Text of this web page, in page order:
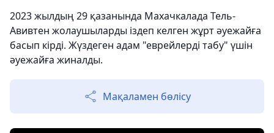
2023 жылдың 29 қазанында Махачкалада Тель-
Авивтен жолаушыларды іздеп келген жұрт әуежайға
басып кірді. Жүздеген адам "еврейлерді табу" үшін
әуежайға жиналды.
Мақаламен бөлісу